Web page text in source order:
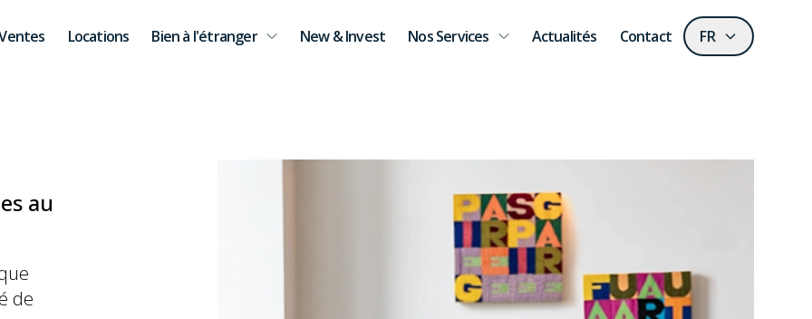
Locations Bien à l'étranger New & Invest Nos Services Actualités Contact FR
au
de